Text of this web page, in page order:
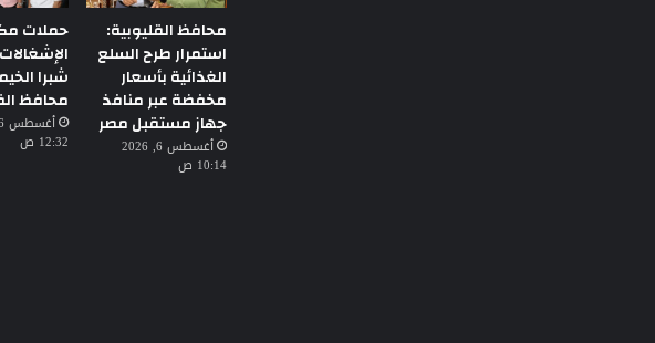
محافظ القليوبية:
استمرار طرح السلع
الغذائية بأسعار
مخفضة عبر منافذ
جهاز مستقبل مصر
أغسطس 6, 2026
10:14 ص
حملات
شبرا
محافظ
12:32 ص